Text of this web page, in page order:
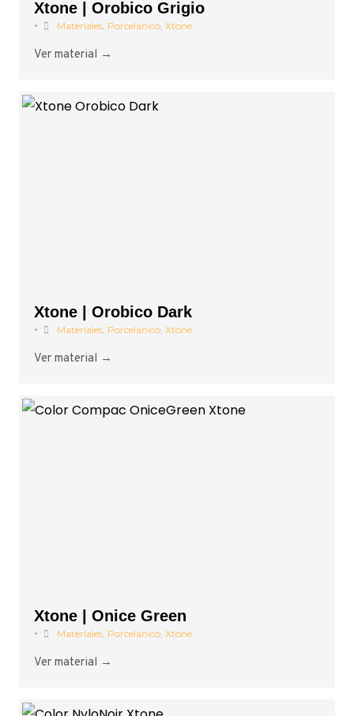
Xtone | Orobico Grigio
• Materiales, Porcelánico, Xtone
Ver material →
Xtone | Orobico Dark
• Materiales, Porcelánico, Xtone
Ver material →
Xtone | Onice Green
• Materiales, Porcelánico, Xtone
Ver material →